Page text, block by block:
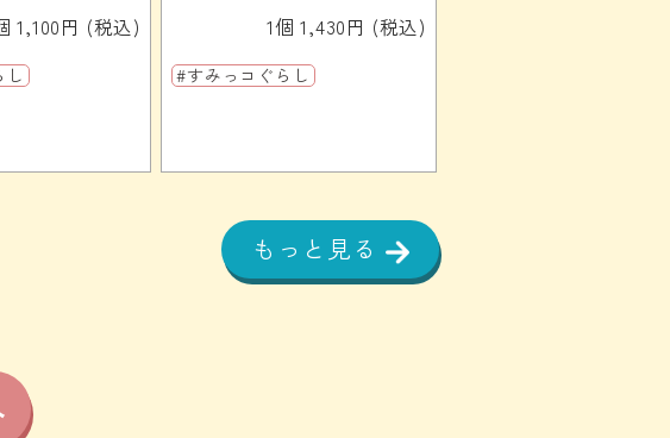
1,100円 (税込)
し
1個 1,430円 (税込)
#すみっコぐらし
もっと見る